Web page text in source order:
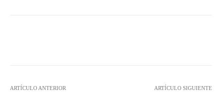
ARTÍCULO ANTERIOR ARTÍCULO SIGUIENTE